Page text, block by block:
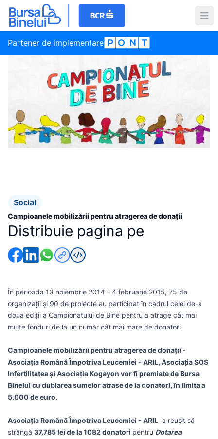
Partener de implementare
Social
Campioanele mobilizării pentru atragerea de donații
Distribuie pagina pe
În perioada 13 noiembrie 2014 – 4 februarie 2015, 75 de
organizații și 90 de proiecte au participat în cadrul celei de-a
doua ediții a Campionatului de Bine pentru a atrage cât mai
multe fonduri de la un număr cât mai mare de donatori.
Campioanele mobilizării pentru atragerea de donații -
Asociația Română Împotriva Leucemiei - ARIL, Asociația SOS
Infertilitatea și Asociația Kogayon vor fi premiate de Bursa
Binelui cu dublarea sumelor atrase de la donatori, în limita a
5.000 de euro.
Asociația Română Împotriva Leucemiei - ARIL a reușit să
strângă 37.785 lei de la 1082 donatori pentru Dotarea